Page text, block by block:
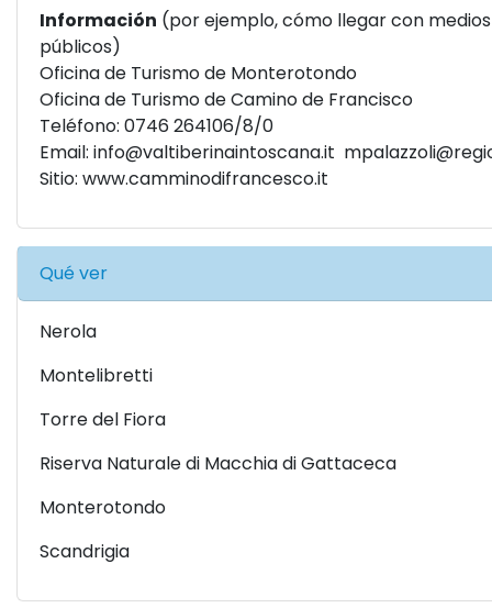
Información (por ejemplo, cómo llegar con medios
públicos)
Oficina de Turismo de Monterotondo
Oficina de Turismo de Camino de Francisco
Teléfono: 0746 264106/8/0
Email: info@valtiberinaintoscana.it
Sitio: www.camminodifrancesco.it
Qué ver
Nerola
Montelibretti
Torre del Fiora
Riserva Naturale di Macchia di Gattaceca
Monterotondo
Scandrigia